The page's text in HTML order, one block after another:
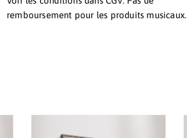
remboursement pour les produits musicaux.